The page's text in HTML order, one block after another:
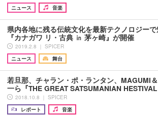
ニュース
音楽
県内各地に残る伝統文化を最新テクノロジー
『カナガワ リ・古典 ㏌ 茅ヶ崎』が開催
2019.2.8 ｜ SPICER
ニュース
舞台
若旦那、チャラン・ポ・ランタン、MAGUMI
一ら『THE GREAT SATSUMANIAN
2018.10.8 ｜ SPICER
レポート
音楽